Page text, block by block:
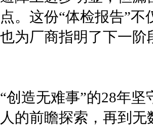
。这份“体检报告”不
为厂商指明了下一阶
创造无难事”的28年
的前瞻探索，再到